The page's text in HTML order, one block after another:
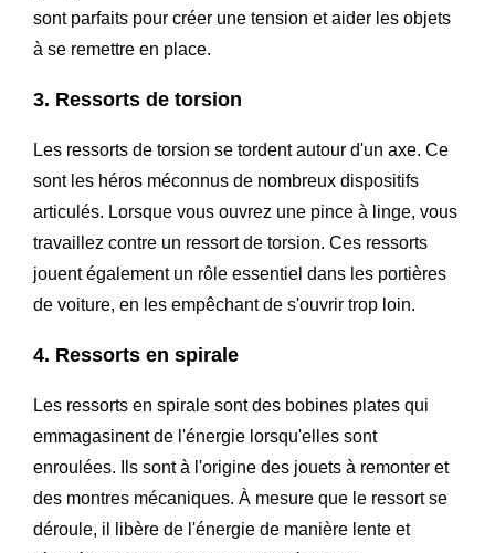
sont parfaits pour créer une tension et aider les objets
à se remettre en place.
3. Ressorts de torsion
Les ressorts de torsion se tordent autour d'un axe. Ce
sont les héros méconnus de nombreux dispositifs
articulés. Lorsque vous ouvrez une pince à linge, vous
travaillez contre un ressort de torsion. Ces ressorts
jouent également un rôle essentiel dans les portières
de voiture, en les empêchant de s'ouvrir trop loin.
4. Ressorts en spirale
Les ressorts en spirale sont des bobines plates qui
emmagasinent de l'énergie lorsqu'elles sont
enroulées. Ils sont à l'origine des jouets à remonter et
des montres mécaniques. À mesure que le ressort se
déroule, il libère de l'énergie de manière lente et